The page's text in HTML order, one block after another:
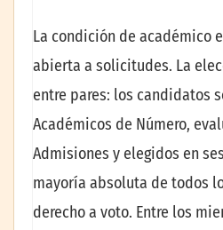
La condición de académico
abierta a solicitudes. La
entre pares: los candidatos
Académicos de Número,
Admisiones y elegidos en
mayoría absoluta de todos
derecho a voto. Entre los